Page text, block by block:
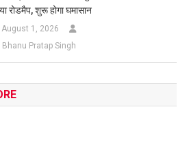
रोडमैप, शुरू होगा घमासान
August 1, 2026
Bhanu Pratap Singh